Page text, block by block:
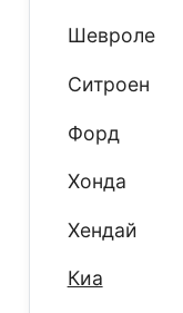
Шевроле
Ситроен
Форд
Хонда
Хендай
Киа